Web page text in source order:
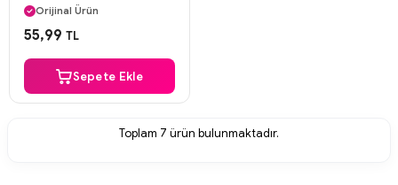
Orijinal Ürün
Güvenli Ödeme
55,99 TL
Sepete Ekle
Toplam 7 ürün bulunmaktadır.